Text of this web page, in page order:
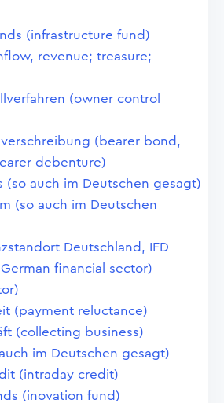
(infrastructure fund)
revenue; treasure;
(owner control
(bearer bond,
debenture)
(so auch im Deutschen gesagt)
(so auch im Deutschen
Deutschland, IFD
financial sector)
(payment reluctance)
(collecting business)
im Deutschen gesagt)
(intraday credit)
(inovation fund)